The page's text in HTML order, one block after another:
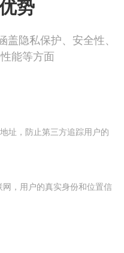
势
隐私保护、安全性、
能等方面
址，防止第三方追踪用户的
，用户的真实身份和位置信